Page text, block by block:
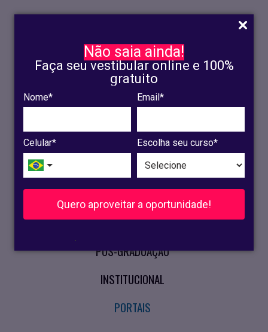
Não saia ainda!
Faça seu vestibular online e 100%
gratuito
Nome* Email*
Celular* Escolha seu curso*
Quero aproveitar a oportunidade!
.
INSCRIÇÃO
OLINDA
RECIFE
VESTIBULAR
CURSOS PRESENCIAIS
PÓS-GRADUAÇÃO
INSTITUCIONAL
PORTAIS